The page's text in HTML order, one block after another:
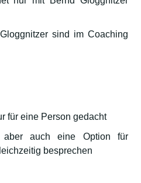
sind im Coaching
für eine Person gedacht
aber auch eine Option für
besprechen